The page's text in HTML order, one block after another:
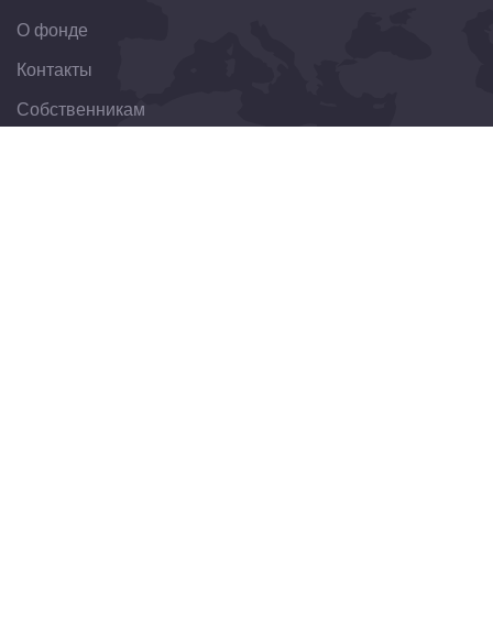
О фонде
Контакты
Собственникам